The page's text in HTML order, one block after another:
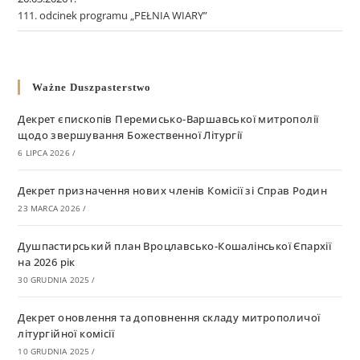
111. odcinek programu „PEŁNIA WIARY”
Ważne Duszpasterstwo
Декрет єпископів Перемисько-Варшавської митрополії
щодо звершування Божественної Літургії
6 LIPCA 2026 /
Декрет призначення нових членів Комісії зі Справ Родин
23 MARCA 2026 /
Душпастирський план Вроцлавсько-Кошалінської Єпархії
на 2026 рік
30 GRUDNIA 2025 /
Декрет оновлення та доповнення складу митрополичої
літургійної комісії
10 GRUDNIA 2025 /